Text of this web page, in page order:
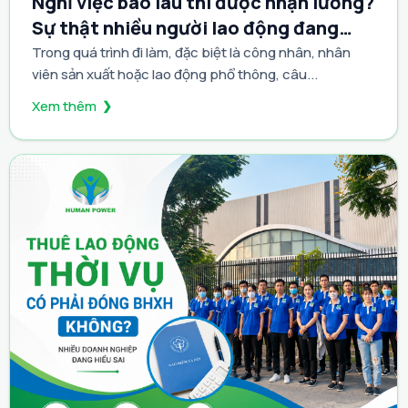
0,03%/ngày tính trên số tiền và số ngày chậm đóng. Mức
phạt cao nhất
Sự thật nhiều người lao động đang
hiểu sai
Trong quá trình đi làm, đặc biệt là công nhân, nhân
viên sản xuất hoặc lao động phổ thông, câu...
Xem thêm